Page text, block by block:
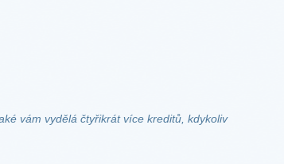
vám vydělá čtyřikrát více kreditů, kdykoliv